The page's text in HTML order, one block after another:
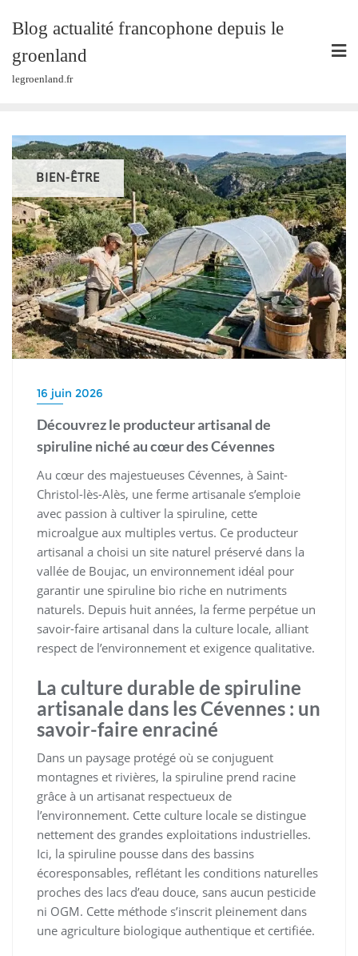
content
Blog actualité francophone depuis le
groenland
legroenland.fr
BIEN-ÊTRE
16 juin 2026
Découvrez le producteur artisanal de
spiruline niché au cœur des Cévennes
Au cœur des majestueuses Cévennes, à Saint-
Christol-lès-Alès, une ferme artisanale s’emploie
avec passion à cultiver la spiruline, cette
microalgue aux multiples vertus. Ce producteur
artisanal a choisi un site naturel préservé dans la
vallée de Boujac, un environnement idéal pour
garantir une spiruline bio riche en nutriments
naturels. Depuis huit années, la ferme perpétue un
savoir-faire artisanal dans la culture locale, alliant
respect de l’environnement et exigence qualitative.
La culture durable de spiruline
artisanale dans les Cévennes : un
savoir-faire enraciné
Dans un paysage protégé où se conjuguent
montagnes et rivières, la spiruline prend racine
grâce à un artisanat respectueux de
l’environnement. Cette culture locale se distingue
nettement des grandes exploitations industrielles.
Ici, la spiruline pousse dans des bassins
écoresponsables, reflétant les conditions naturelles
proches des lacs d’eau douce, sans aucun pesticide
ni OGM. Cette méthode s’inscrit pleinement dans
une agriculture biologique authentique et certifiée.